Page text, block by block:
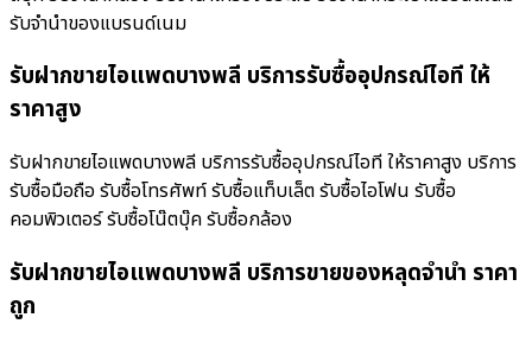
รับจำนำของแบรนด์เนม
รับฝากขายไอแพดบางพลี บริการรับซื้ออุปกรณ์ไอที ให้
ราคาสูง
รับฝากขายไอแพดบางพลี บริการรับซื้ออุปกรณ์ไอที ให้ราคาสูง บริการ
รับซื้อมือถือ รับซื้อโทรศัพท์ รับซื้อแท็บเล็ต รับซื้อไอโฟน รับซื้อ
คอมพิวเตอร์ รับซื้อโน๊ตบุ๊ค รับซื้อกล้อง
รับฝากขายไอแพดบางพลี บริการขายของหลุดจำนำ ราคา
ถูก